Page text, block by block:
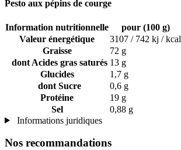
Pesto aux pépins de courge
Information nutritionnelle
pour (100 g)
Valeur énergétique
3107 / 742 kj / kcal
Graisse
72 g
dont Acides gras saturés 13 g
Glucides
1,7 g
dont Sucre
0,6 g
Protéine
19 g
Sel
0,88 g
Informations juridiques
Nos recommandations